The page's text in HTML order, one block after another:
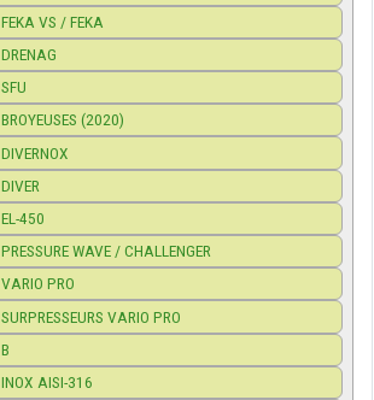
FEKA VS / FEKA
DRENAG
SFU
BROYEUSES (2020)
DIVERNOX
DIVER
EL-450
PRESSURE WAVE / CHALLENGER
VARIO PRO
SURPRESSEURS VARIO PRO
B
INOX AISI-316